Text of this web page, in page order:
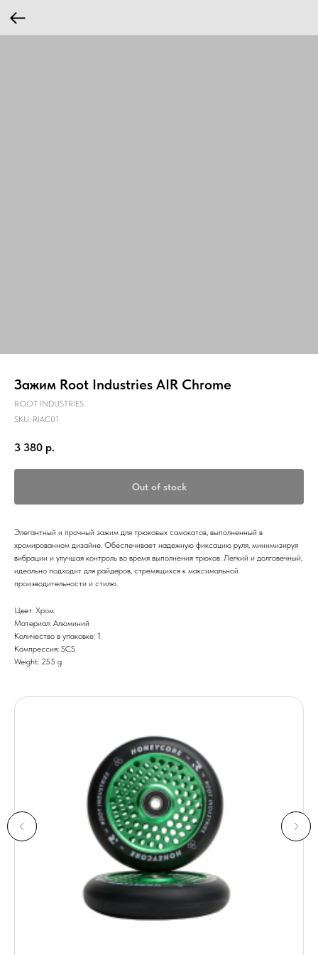
Зажим Root Industries AIR Chrome
ROOT INDUSTRIES
SKU: RIAC01
3 380 р.
Out of stock
Элегантный и прочный зажим для трюковых самокатов, выполненный в
хромированном дизайне. Обеспечивает надежную фиксацию руля, минимизируя
вибрации и улучшая контроль во время выполнения трюков. Легкий и долговечный,
идеально подходит для райдеров, стремящихся к максимальной
производительности и стилю.
Цвет: Хром
Материал: Алюминий
Количество в упаковке: 1
Компрессия: SCS
Weight: 255 g